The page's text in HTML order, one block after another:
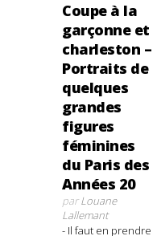
Coupe à la
garçonne et
charleston –
Portraits de
quelques
grandes
figures
féminines
du Paris des
Années 20
parLouane
Lallemant
- Il faut en prendre